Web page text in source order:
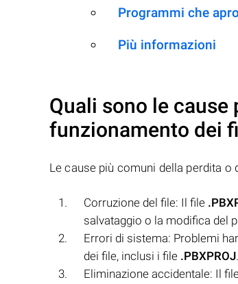
Programmi che
Più informazioni
Quali sono le
funzionamento dei
Le cause più comuni della perdita
Corruzione del file: Il file
salvataggio o la modifica del
Errori di sistema: Problemi
dei file, inclusi i file .PBXPROJ.
Eliminazione accidentale: Il file